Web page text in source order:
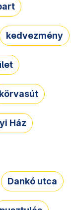
kedvezmény
körvasút
Ház
Dankó utca